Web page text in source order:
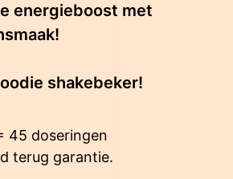
energieboost met
shakebeker!
45 doseringen
terug garantie.